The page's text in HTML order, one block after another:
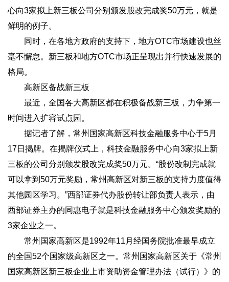
心向3家拟上新三板公司分别颁发股改完成奖50万元，就是
鲜明的例子。
同时，在各地方政府的支持下，地方OTC市场建设也丝
毫不懈怠。新三板和地方OTC市场正呈现出并行快速发展的
格局。
高新区备战新三板
最近，全国各大高新区都在积极备战新三板，力争第一
时间进入扩容试点园。
据记者了解，常州国家高新区科技金融服务中心于5月
17日揭牌。在揭牌仪式上，科技金融服务中心向3家拟上新
三板的公司分别颁发股改完成奖50万元。“股份改制完成就
可以拿到50万元奖励，常州高新区对新三板的支持力度值得
其他园区学习。”西部证券代办股份转让部负责人表示，由
西部证券主办的同惠电子就是科技金融服务中心颁发奖励的
3家企业之一。
常州国家高新区是1992年11月经国务院批准最早成立
的全国52个国家级高新区之一。常州国家高新区关于《常州
国家高新区新三板企业上市资助资金管理办法（试行）》的